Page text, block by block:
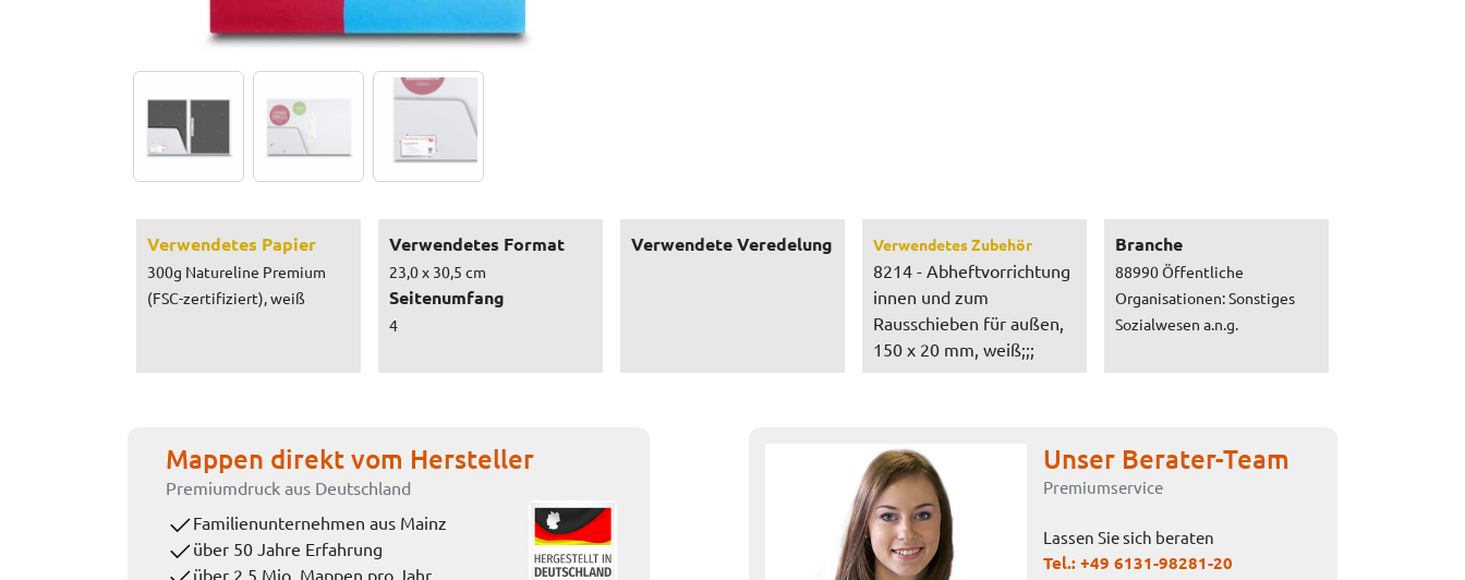
Verwendetes Papier
300g Natureline Premium
(FSC-zertifiziert), weiß
Verwendetes Format
23,0 x 30,5 cm
Seitenumfang
4
Verwendete Veredelung Verwendetes Zubehör
8214 - Abheftvorrichtung
innen und zum
Rausschieben für außen,
150 x 20 mm, weiß;;;
Branche
88990 Öffentliche
Organisationen: Sonstiges
Sozialwesen a.n.g.
Mappen direkt vom Hersteller
Premiumdruck aus Deutschland
Familienunternehmen aus Mainz
über 50 Jahre Erfahrung
über 2,5 Mio. Mappen pro Jahr
Unser Berater-Team
Premiumservice
Lassen Sie sich beraten
Tel.: +49 6131-98281-20